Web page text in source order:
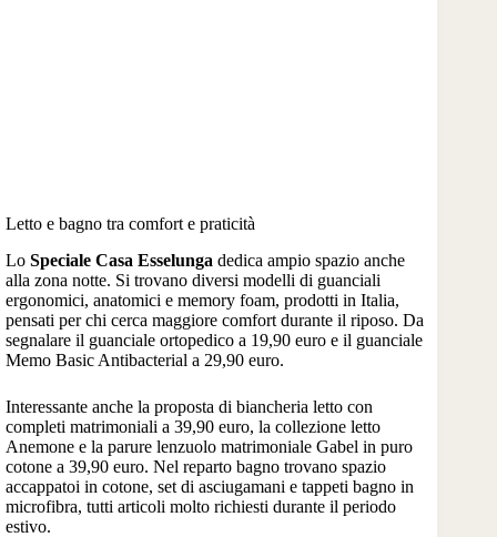
Letto e bagno tra comfort e praticità
Lo Speciale Casa Esselunga dedica ampio spazio anche
alla zona notte. Si trovano diversi modelli di guanciali
ergonomici, anatomici e memory foam, prodotti in Italia,
pensati per chi cerca maggiore comfort durante il riposo. Da
segnalare il guanciale ortopedico a 19,90 euro e il guanciale
Memo Basic Antibacterial a 29,90 euro.
Interessante anche la proposta di biancheria letto con
completi matrimoniali a 39,90 euro, la collezione letto
Anemone e la parure lenzuolo matrimoniale Gabel in puro
cotone a 39,90 euro. Nel reparto bagno trovano spazio
accappatoi in cotone, set di asciugamani e tappeti bagno in
microfibra, tutti articoli molto richiesti durante il periodo
estivo.